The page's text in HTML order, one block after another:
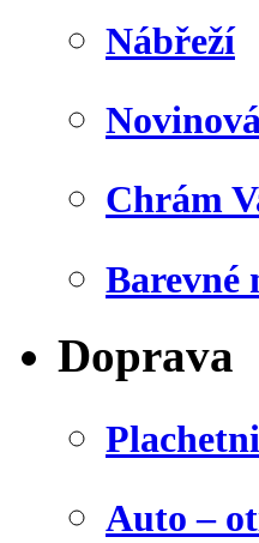
Nábřeží
Chrám
Barevné
Doprava
Auto –